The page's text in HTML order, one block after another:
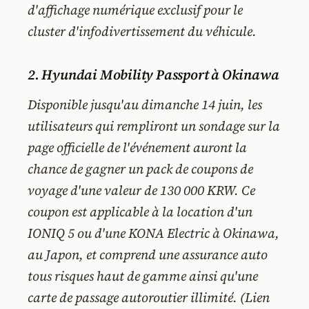
d'affichage numérique exclusif pour le
cluster d'infodivertissement du véhicule.
2. Hyundai Mobility Passport à Okinawa
Disponible jusqu'au dimanche 14 juin, les
utilisateurs qui rempliront un sondage sur la
page officielle de l'événement auront la
chance de gagner un pack de coupons de
voyage d'une valeur de 130 000 KRW. Ce
coupon est applicable à la location d'un
IONIQ 5 ou d'une KONA Electric à Okinawa,
au Japon, et comprend une assurance auto
tous risques haut de gamme ainsi qu'une
carte de passage autoroutier illimité. (Lien